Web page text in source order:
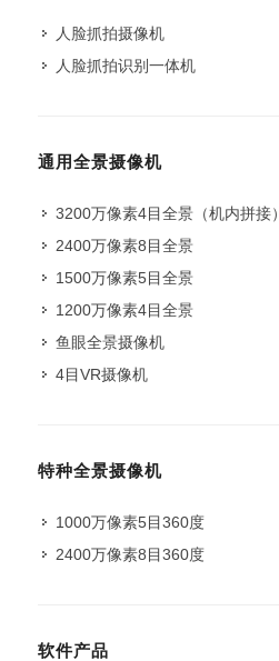
人脸抓拍摄像机
人脸抓拍识别一体机
通用全景摄像机
3200万像素4目全景（机内拼接）
2400万像素8目全景
1500万像素5目全景
1200万像素4目全景
鱼眼全景摄像机
4目VR摄像机
特种全景摄像机
1000万像素5目360度
2400万像素8目360度
软件产品